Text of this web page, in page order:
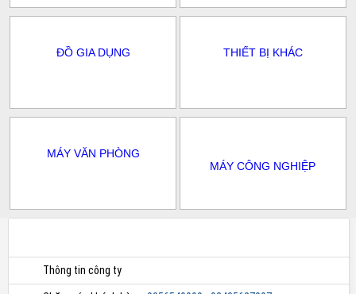
ĐỒ GIA DỤNG THIẾT BỊ KHÁC
MÁY VĂN PHÒNG
MÁY CÔNG NGHIỆP
Thông tin công ty